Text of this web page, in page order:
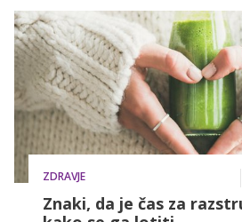
obrambe pred bakterijskimi
tudi ta, da so skladišče vitaminov
žolčne kisline, ki služijo za
proizvajajo beljakovine. V prvih
vsakem koraku zasledimo oglase
za razstrupljanje jeter, različna
na spletu pa je prava poplava
'čudežnih' naravnih pripravkov za
ZDRAVJE
Znaki, da je čas za